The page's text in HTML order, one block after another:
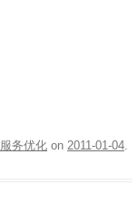
服务优化 on 2011-01-04.